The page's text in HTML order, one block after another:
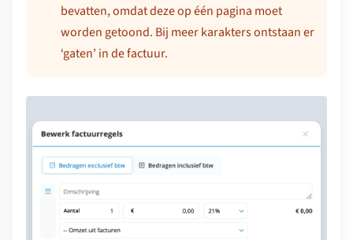
bevatten, omdat deze op één pagina moet
worden getoond. Bij meer karakters ontstaan er
‘gaten’ in de factuur.